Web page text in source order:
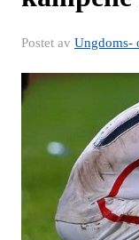
Postet av Ungdoms-